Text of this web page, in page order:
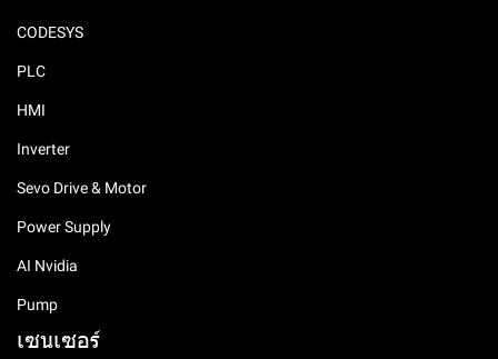
CODESYS
PLC
HMI
Inverter
Sevo Drive & Motor
Power Supply
AI Nvidia
Pump
เซนเซอร์